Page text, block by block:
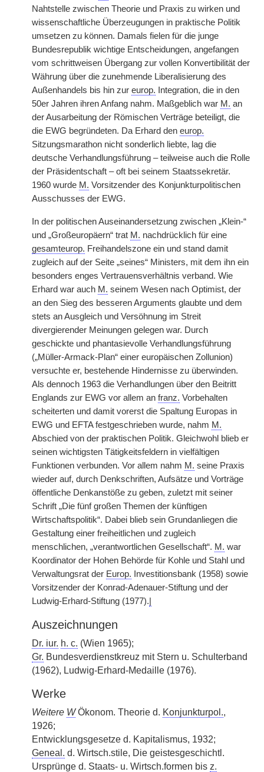
Nahtstelle zwischen Theorie und Praxis zu wirken und
wissenschaftliche Überzeugungen in praktische Politik
umsetzen zu können. Damals fielen für die junge
Bundesrepublik wichtige Entscheidungen, angefangen
vom schrittweisen Übergang zur vollen Konvertibilität der
Währung über die zunehmende Liberalisierung des
Außenhandels bis hin zur europ. Integration, die in den
50er Jahren ihren Anfang nahm. Maßgeblich war M. an
der Ausarbeitung der Römischen Verträge beteiligt, die
die EWG begründeten. Da Erhard den europ.
Sitzungsmarathon nicht sonderlich liebte, lag die
deutsche Verhandlungsführung – teilweise auch die Rolle
der Präsidentschaft – oft bei seinem Staatssekretär.
1960 wurde M. Vorsitzender des Konjunkturpolitischen
Ausschusses der EWG.
In der politischen Auseinandersetzung zwischen „Klein-“
und „Großeuropäern“ trat M. nachdrücklich für eine
gesamteurop. Freihandelszone ein und stand damit
zugleich auf der Seite „seines“ Ministers, mit dem ihn ein
besonders enges Vertrauensverhältnis verband. Wie
Erhard war auch M. seinem Wesen nach Optimist, der
an den Sieg des besseren Arguments glaubte und dem
stets an Ausgleich und Versöhnung im Streit
divergierender Meinungen gelegen war. Durch
geschickte und phantasievolle Verhandlungsführung
(„Müller-Armack-Plan“ einer europäischen Zollunion)
versuchte er, bestehende Hindernisse zu überwinden.
Als dennoch 1963 die Verhandlungen über den Beitritt
Englands zur EWG vor allem an franz. Vorbehalten
scheiterten und damit vorerst die Spaltung Europas in
EWG und EFTA festgeschrieben wurde, nahm M.
Abschied von der praktischen Politik. Gleichwohl blieb er
seinen wichtigsten Tätigkeitsfeldern in vielfältigen
Funktionen verbunden. Vor allem nahm M. seine Praxis
wieder auf, durch Denkschriften, Aufsätze und Vorträge
öffentliche Denkanstöße zu geben, zuletzt mit seiner
Schrift „Die fünf großen Themen der künftigen
Wirtschaftspolitik“. Dabei blieb sein Grundanliegen die
Gestaltung einer freiheitlichen und zugleich
menschlichen, „verantwortlichen Gesellschaft“. M. war
Koordinator der Hohen Behörde für Kohle und Stahl und
Verwaltungsrat der Europ. Investitionsbank (1958) sowie
Vorsitzender der Konrad-Adenauer-Stiftung und der
Ludwig-Erhard-Stiftung (1977).
Auszeichnungen
Dr. iur. h. c. (Wien 1965);
Gr. Bundesverdienstkreuz mit Stern u. Schulterband
(1962), Ludwig-Erhard-Medaille (1976).
Werke
Weitere WÖkonom. Theorie d. Konjunkturpol.,
1926;
Entwicklungsgesetze d. Kapitalismus, 1932;
Geneal. d. Wirtsch.stile, Die geistesgeschichtl.
Ursprünge d. Staats- u. Wirtsch.formen bis z.